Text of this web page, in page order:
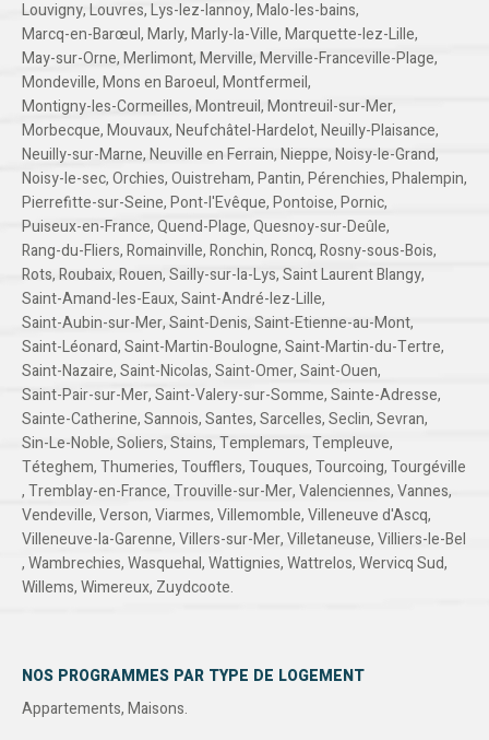
Louvigny,Louvres,Lys-lez-lannoy,Malo-les-bains,
Marcq-en-Barœul,Marly,Marly-la-Ville,Marquette-lez-Lille,
May-sur-Orne,Merlimont,Merville,Merville-Franceville-Plage,
Mondeville,Mons en Baroeul,Montfermeil,
Montigny-les-Cormeilles,Montreuil,Montreuil-sur-Mer,
Morbecque,Mouvaux,Neufchâtel-Hardelot,Neuilly-Plaisance,
Neuilly-sur-Marne,Neuville en Ferrain,Nieppe,Noisy-le-Grand,
Noisy-le-sec,Orchies,Ouistreham,Pantin,Pérenchies,Phalempin,
Pierrefitte-sur-Seine,Pont-l'Evêque,Pontoise,Pornic,
Puiseux-en-France,Quend-Plage,Quesnoy-sur-Deûle,
Rang-du-Fliers,Romainville,Ronchin,Roncq,Rosny-sous-Bois,
Rots,Roubaix,Rouen,Sailly-sur-la-Lys,Saint Laurent Blangy,
Saint-Amand-les-Eaux,Saint-André-lez-Lille,
Saint-Aubin-sur-Mer,Saint-Denis,Saint-Etienne-au-Mont,
Saint-Léonard,Saint-Martin-Boulogne,Saint-Martin-du-Tertre,
Saint-Nazaire,Saint-Nicolas,Saint-Omer,Saint-Ouen,
Saint-Pair-sur-Mer,Saint-Valery-sur-Somme,Sainte-Adresse,
Sainte-Catherine,Sannois,Santes,Sarcelles,Seclin,Sevran,
Sin-Le-Noble,Soliers,Stains,Templemars,Templeuve,
Téteghem,Thumeries,Toufflers,Touques,Tourcoing,Tourgéville
,Tremblay-en-France,Trouville-sur-Mer,Valenciennes,Vannes,
Vendeville,Verson,Viarmes,Villemomble,Villeneuve d'Ascq,
Villeneuve-la-Garenne,Villers-sur-Mer,Villetaneuse,Villiers-le-Bel
,Wambrechies,Wasquehal,Wattignies,Wattrelos,Wervicq Sud,
Willems,Wimereux, Zuydcoote.
NOS PROGRAMMES PAR TYPE DE LOGEMENT
Appartements,Maisons.